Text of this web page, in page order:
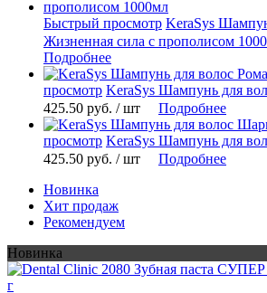
Быстрый просмотр KeraSys
Жизненная сила с прополисом
Подробнее
просмотр KeraSys Шампунь для
425.50 руб. / шт
Подробнее
просмотр KeraSys Шампунь для
425.50 руб. / шт
Подробнее
Новинка
Хит продаж
Рекомендуем
Новинка